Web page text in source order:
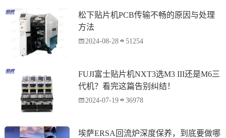
松下贴片机PCB传输不畅的原因与处理
方法
2024-08-28 51254
FUJI富士贴片机NXT3选M3 III还是M6三
代机？看完这篇告别纠结！
2024-07-19 36978
埃萨ERSA回流炉深度保养，到底要做哪